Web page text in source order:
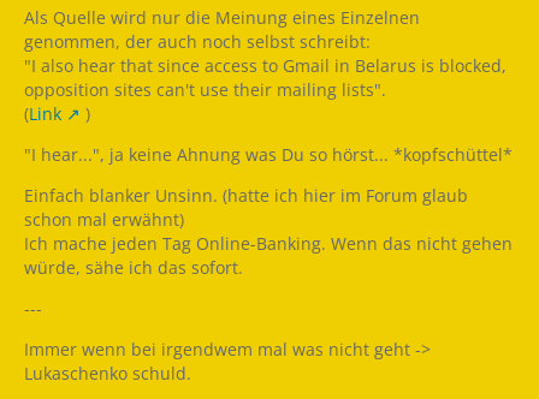
Als Quelle wird nur die Meinung eines Einzelnen
genommen, der auch noch selbst schreibt:
"I also hear that since access to Gmail in Belarus is blocked,
opposition sites can't use their mailing lists".
(Link
)
"I hear...", ja keine Ahnung was Du so hörst... *kopfschüttel*
Einfach blanker Unsinn. (hatte ich hier im Forum glaub
schon mal erwähnt)
Ich mache jeden Tag Online-Banking. Wenn das nicht gehen
würde, sähe ich das sofort.
---
Immer wenn bei irgendwem mal was nicht geht ->
Lukaschenko schuld.